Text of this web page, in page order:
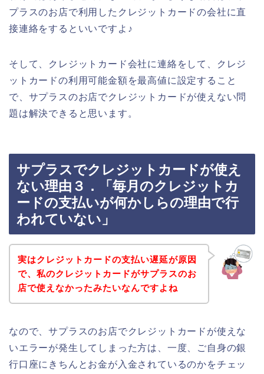
プラスのお店で利用したクレジットカードの会社に直
接連絡をするといいですよ♪
そして、クレジットカード会社に連絡をして、クレジ
ットカードの利用可能金額を最高値に設定すること
で、サプラスのお店でクレジットカードが使えない問
題は解決できると思います。
サプラスでクレジットカードが使え
ない理由３．「毎月のクレジットカ
ードの支払いが何かしらの理由で行
われていない」
実はクレジットカードの支払い遅延が原因
で、私のクレジットカードがサプラスのお
店で使えなかったみたいなんですよね
なので、サプラスのお店でクレジットカードが使えな
いエラーが発生してしまった方は、一度、ご自身の銀
行口座にきちんとお金が入金されているのかをチェッ